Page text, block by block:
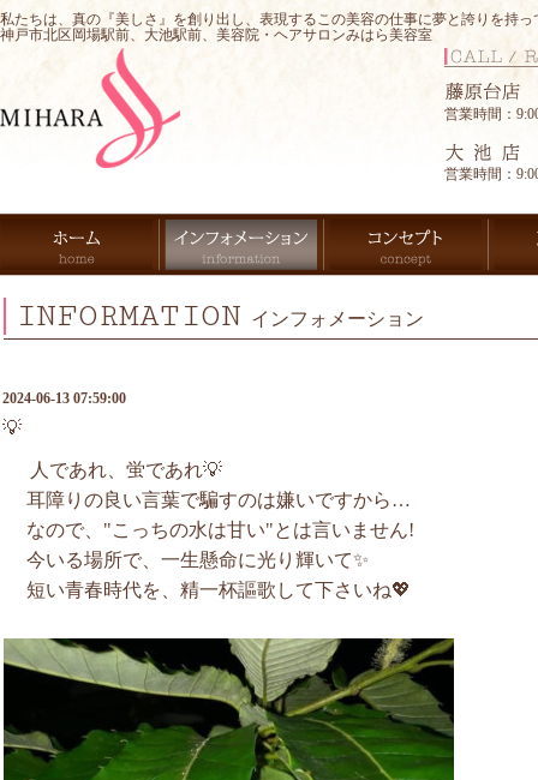
私たちは、真の『美しさ』を創り出し、表現するこの美容の仕事に夢と誇りを持
神戸市北区岡場駅前、大池駅前、美容院・ヘアサロンみはら美容室
営業時間：
営業時間：
INFORMATION インフォメーション
2024-06-13 07:59:00
💡
人であれ、蛍であれ💡
耳障りの良い言葉で騙すのは嫌いですから…
なので、"こっちの水は甘い"とは言いません!
今いる場所で、一生懸命に光り輝いて✨
短い青春時代を、精一杯謳歌して下さいね💖